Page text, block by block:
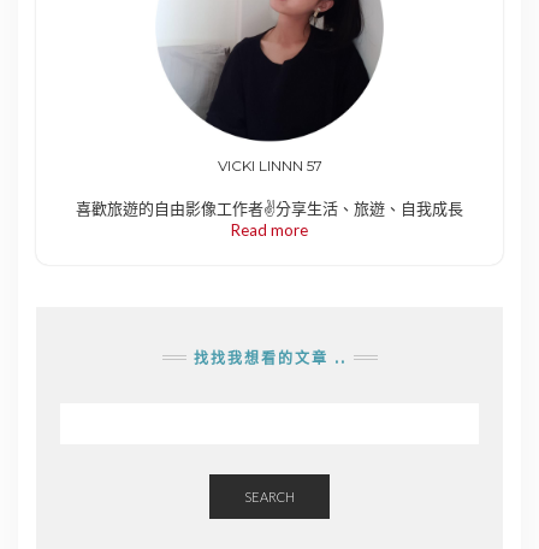
VICKI LINNN 57
喜歡旅遊的自由影像工作者✌️分享生活、旅遊、自我成長
Read more
找找我想看的文章 ..
SEARCH